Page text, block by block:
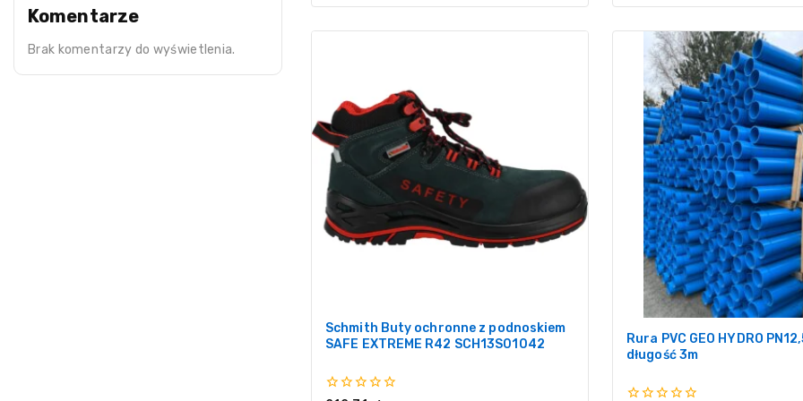
Schmith Buty ochronne z podnoskiem
SAFE EXTREME R42 SCH13S01042
Rura PVC GEO HYDRO
długość 3m
Komentarze
Brak komentarzy do wyświetlenia.